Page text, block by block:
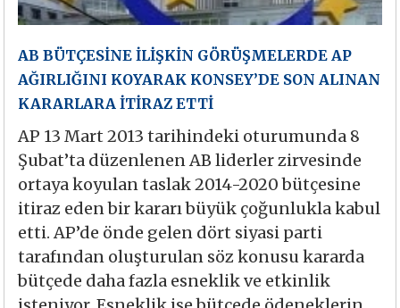
AB BÜTÇESİNE İLİŞKİN GÖRÜŞMELERDE AP
AĞIRLIĞINI KOYARAK KONSEY’DE SON ALINAN
KARARLARA İTİRAZ ETTİ
AP 13 Mart 2013 tarihindeki oturumunda 8
Şubat’ta düzenlenen AB liderler zirvesinde
ortaya koyulan taslak 2014-2020 bütçesine
itiraz eden bir kararı büyük çoğunlukla kabul
etti. AP’de önde gelen dört siyasi parti
tarafından oluşturulan söz konusu kararda
bütçede daha fazla esneklik ve etkinlik